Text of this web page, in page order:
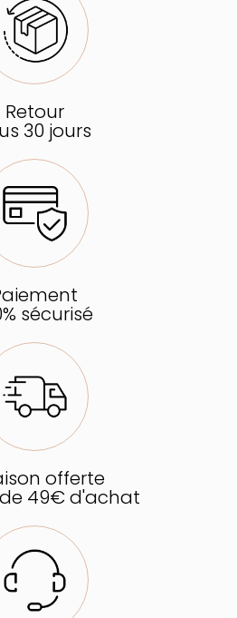
Retour
30 jours
sécurisé
offerte
49€ d'achat